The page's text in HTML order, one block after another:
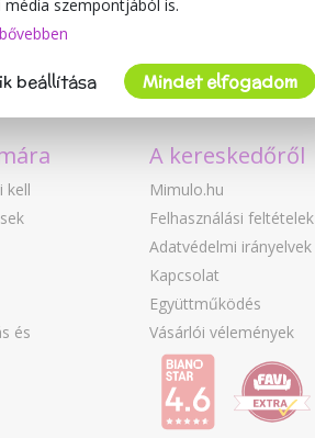
kell
és
A kereskedőről
Mimulo.hu
Felhasználási feltételek
Adatvédelmi irányelvek
Kapcsolat
Együttműködés
Vásárlói vélemények
média szempontjából is.
beállítása Mindet elfogadom